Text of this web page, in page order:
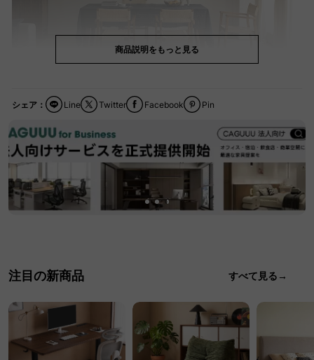
商品説明をもっと見る
シェア： Facebook
Twitter Pin
Line
注目の新商品 すべて見る→